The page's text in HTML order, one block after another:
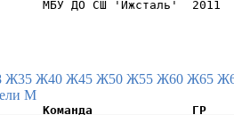
Ж35 Ж40 Ж45 Ж50 Ж55 Ж60 Ж65
М